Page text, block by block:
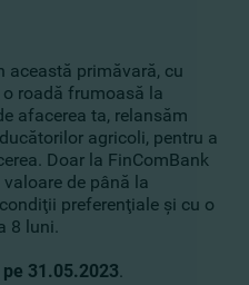
această primăvară, cu
roadă frumoasă la
afacerea ta, relansăm
agricoli, pentru a
Doar la FinComBank
de până la
preferenţiale şi cu o
8 luni.
pe 31.05.2023.